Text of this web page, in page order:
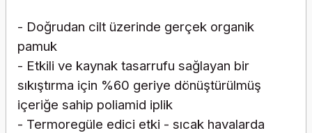
- Doğrudan cilt üzerinde gerçek organik
pamuk
- Etkili ve kaynak tasarrufu sağlayan bir
sıkıştırma için %60 geriye dönüştürülmüş
içeriğe sahip poliamid iplik
- Termoregüle edici etki - sıcak havalarda